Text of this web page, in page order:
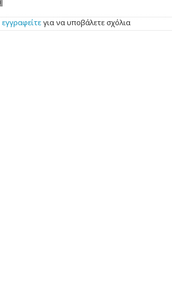
εγγραφείτε για να υποβάλετε σχόλια